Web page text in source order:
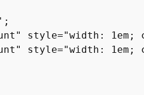
;
style="width:
style="width: